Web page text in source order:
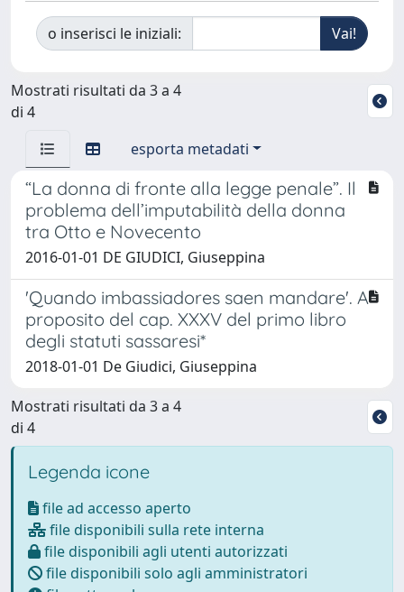
o inserisci le iniziali:
Mostrati risultati da 3 a 4
di 4
esporta metadati
“La donna di fronte alla legge penale”. Il
problema dell’imputabilità della donna
tra Otto e Novecento
2016-01-01 DE GIUDICI, Giuseppina
'Quando imbassiadores saen mandare'. A
proposito del cap. XXXV del primo libro
degli statuti sassaresi*
2018-01-01 De Giudici, Giuseppina
Mostrati risultati da 3 a 4
di 4
Legenda icone
file ad accesso aperto
file disponibili sulla rete interna
file disponibili agli utenti autorizzati
file disponibili solo agli amministratori